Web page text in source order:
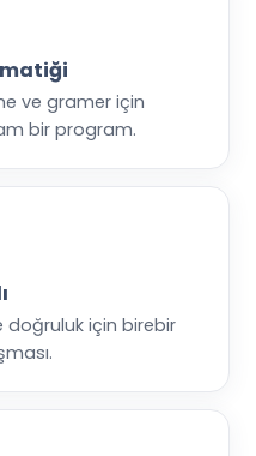
ve gramer için
bir program.
doğruluk için birebir